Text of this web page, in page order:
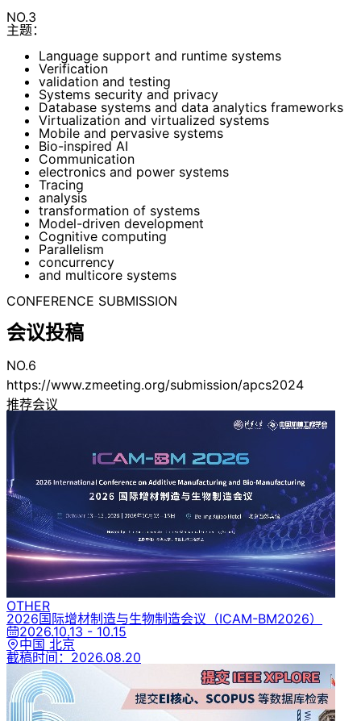
NO.3
主题：
Language support and runtime systems
Verification
validation and testing
Systems security and privacy
Database systems and data analytics frameworks
Virtualization and virtualized systems
Mobile and pervasive systems
Bio-inspired AI
Communication
electronics and power systems
Tracing
analysis
transformation of systems
Model-driven development
Cognitive computing
Parallelism
concurrency
and multicore systems
CONFERENCE SUBMISSION
会议投稿
NO.6
https://www.zmeeting.org/submission/apcs2024
推荐会议
OTHER
2026国际增材制造与生物制造会议 （ICAM-BM2026）
2026.10.13 - 10.15
中国 北京
截稿时间： 2026.08.20